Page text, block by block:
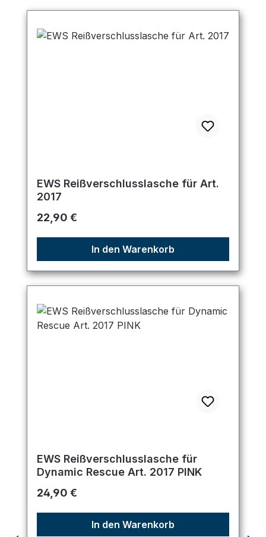
EWS Reißverschlusslasche für Art.
2017
Regulärer Preis:
22,90 €
In den Warenkorb
EWS Reißverschlusslasche für
Dynamic Rescue Art. 2017 PINK
Regulärer Preis:
24,90 €
In den Warenkorb